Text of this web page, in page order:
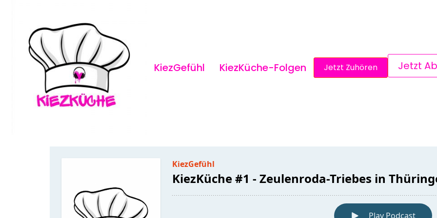
KiezGefühl KiezKüche-Folgen Jetzt Zuhören Jetzt